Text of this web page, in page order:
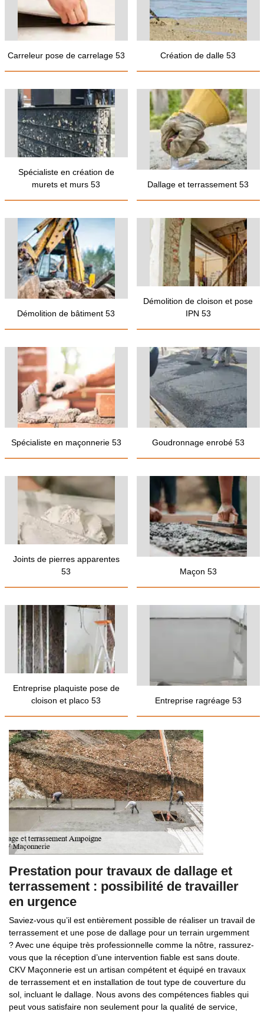
Carreleur pose de carrelage 53 Création de dalle 53
Spécialiste en création de
murets et murs 53
Dallage et terrassement 53
Démolition de bâtiment 53
Démolition de cloison et pose
IPN 53
Spécialiste en maçonnerie 53 Goudronnage enrobé 53
Joints de pierres apparentes
53
Maçon 53
Entreprise plaquiste pose de
cloison et placo 53
Entreprise ragréage 53
Prestation pour travaux de dallage et
terrassement : possibilité de travailler
en urgence
Saviez-vous qu’il est entièrement possible de réaliser un travail de
terrassement et une pose de dallage pour un terrain urgemment
? Avec une équipe très professionnelle comme la nôtre, rassurez-
vous que la réception d’une intervention fiable est sans doute.
CKV Maçonnerie est un artisan compétent et équipé en travaux
de terrassement et en installation de tout type de couverture du
sol, incluant le dallage. Nous avons des compétences fiables qui
peut vous satisfaire non seulement pour la qualité de service,